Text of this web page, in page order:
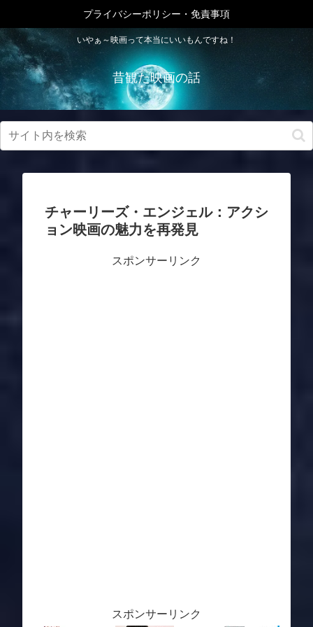
いやぁ～映画って本当にいいもんですね！
昔観た映画の話
プライバシーポリシー・免責事項
チャーリーズ・エンジェル：アクシ
ョン映画の魅力を再発見
スポンサーリンク
スポンサーリンク